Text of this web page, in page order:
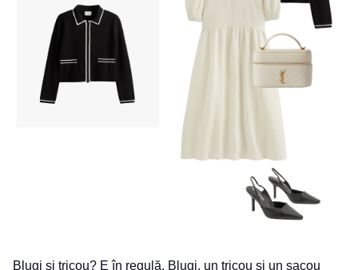
Blugi și tricou? E în regulă. Blugi, un tricou și un sacou